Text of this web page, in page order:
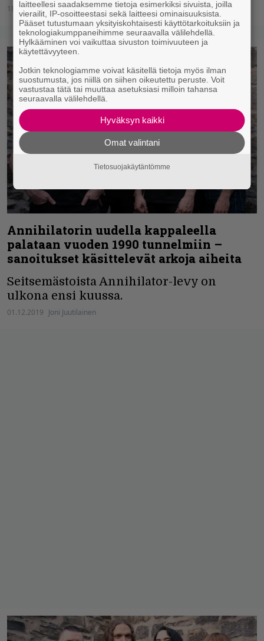
18.01.2020 Joni Juutilainen
Annihilatorin uudella kappaleella
palataan vuoden 1990 tunnelmiin –
sanoitukset käsittelevät arkoja aiheita
Seitsemästoista Annihilator-levy on
ulkona ensi kuussa.
01.12.2019 Joni Juutilainen
laitteellesi saadaksemme tietoja esimerkiksi sivuista, joilla
vierailit, IP-osoitteestasi sekä laitteesi ominaisuuksista.
Pääset tutustumaan yksityiskohtaisesti käyttötarkoituksiin ja
teknologiakumppaneihimme seuraavalla välilehdellä.
Hylkääminen voi vaikuttaa sivuston toimivuuteen ja
käytettävyyteen.
Jotkin teknologiamme voivat käsitellä tietoja myös ilman
suostumusta, jos niillä on siihen oikeutettu peruste. Voit
vastustaa tätä tai muuttaa asetuksiasi milloin tahansa
seuraavalla välilehdellä.
Hyväksyn kaikki
Omat valintani
Tietosuojakäytäntömme